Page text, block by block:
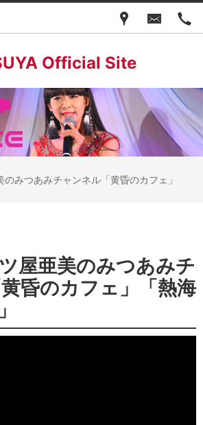
Official Site
みつあみチャンネル「黄昏のカフェ」
屋亜美のみつあみチ
昏のカフェ」「熱海